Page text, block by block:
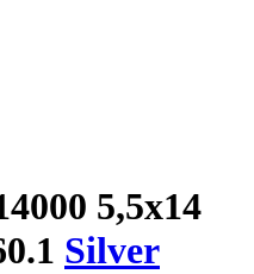
5,5x14
Silver